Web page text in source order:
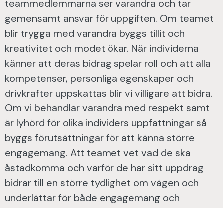
teammedlemmarna ser varandra och tar
gemensamt ansvar för uppgiften. Om teamet
blir trygga med varandra byggs tillit och
kreativitet och modet ökar. När individerna
känner att deras bidrag spelar roll och att alla
kompetenser, personliga egenskaper och
drivkrafter uppskattas blir vi villigare att bidra.
Om vi behandlar varandra med respekt samt
är lyhörd för olika individers uppfattningar så
byggs förutsättningar för att känna större
engagemang. Att teamet vet vad de ska
åstadkomma och varför de har sitt uppdrag
bidrar till en större tydlighet om vägen och
underlättar för både engagemang och